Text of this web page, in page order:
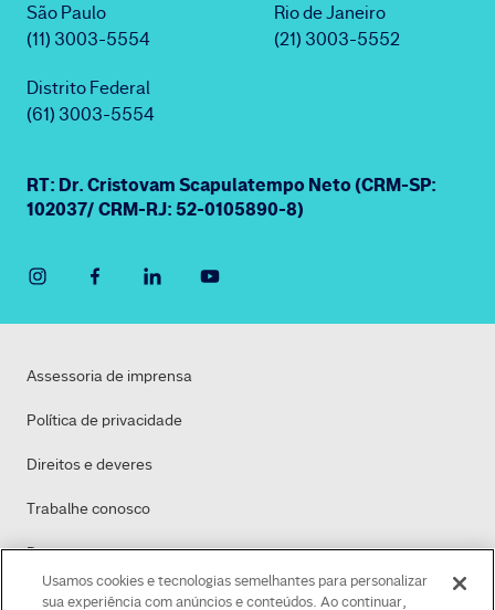
São Paulo
(11) 3003-5554
Rio de Janeiro
(21) 3003-5552
Distrito Federal
(61) 3003-5554
RT: Dr. Cristovam Scapulatempo Neto (CRM-SP:
102037/ CRM-RJ: 52-0105890-8)
Assessoria de imprensa
Política de privacidade
Direitos e deveres
Trabalhe conosco
Dasa
Política de Cookies
Usamos cookies e tecnologias semelhantes para personalizar
sua experiência com anúncios e conteúdos. Ao continuar,